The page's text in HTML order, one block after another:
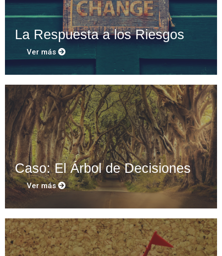
La Respuesta a los Riesgos
Ver más
Caso: El Árbol de Decisiones
Ver más